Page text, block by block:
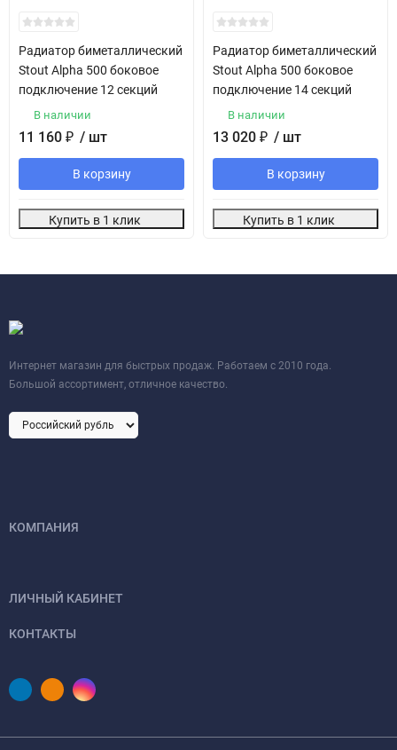
Радиатор биметаллический
Stout Alpha 500 боковое
подключение 12 секций
В наличии
11 160 ₽ / шт
В корзину
Купить в 1 клик
Радиатор биметаллический
Stout Alpha 500 боковое
подключение 14 секций
В наличии
13 020 ₽ / шт
В корзину
Купить в 1 клик
Интернет магазин для быстрых продаж. Работаем с 2010 года.
Большой ассортимент, отличное качество.
КОМПАНИЯ
ЛИЧНЫЙ КАБИНЕТ
КОНТАКТЫ